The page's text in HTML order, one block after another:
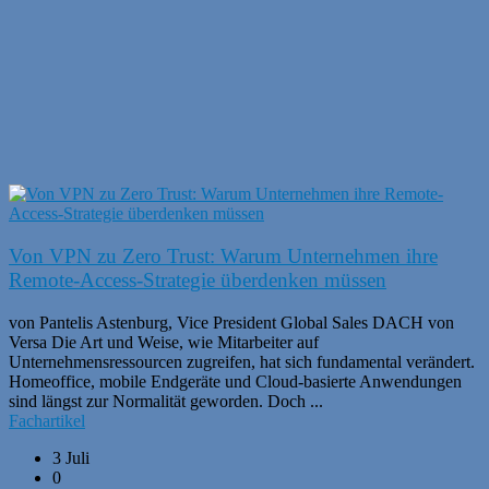
Von VPN zu Zero Trust: Warum Unternehmen ihre
Remote-Access-Strategie überdenken müssen
von Pantelis Astenburg, Vice President Global Sales DACH von
Versa Die Art und Weise, wie Mitarbeiter auf
Unternehmensressourcen zugreifen, hat sich fundamental verändert.
Homeoffice, mobile Endgeräte und Cloud-basierte Anwendungen
sind längst zur Normalität geworden. Doch ...
Fachartikel
3 Juli
0